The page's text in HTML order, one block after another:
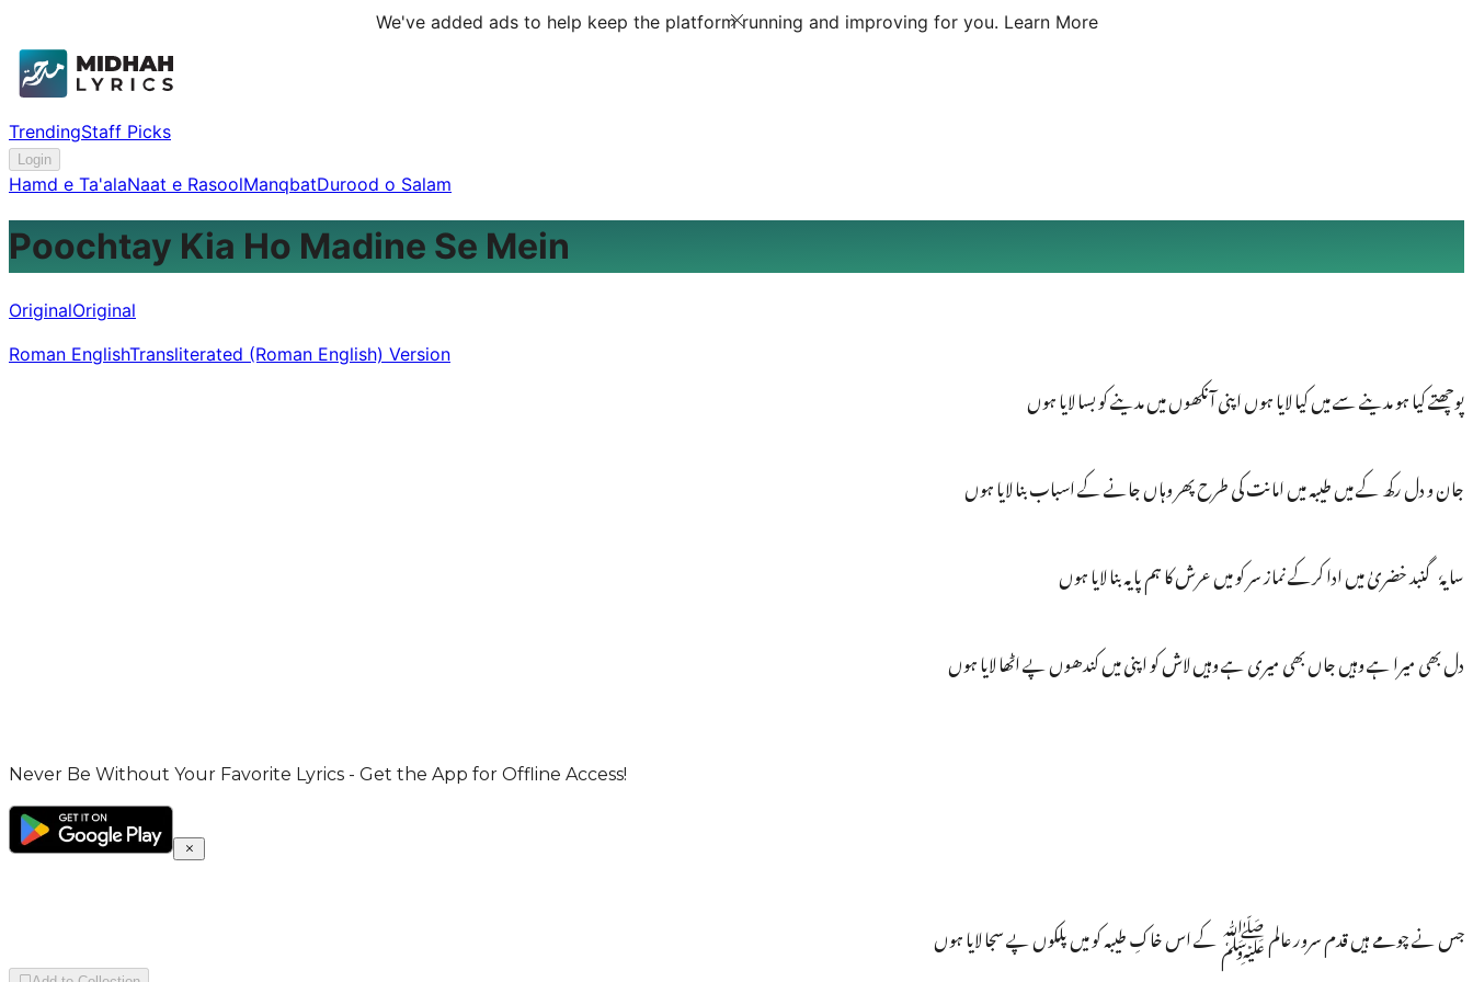
We've added ads to help keep the platform running and improving for you. Learn More
TrendingStaff Picks
Login
Hamd e Ta'alaNaat e RasoolManqbatDurood o Salam
Poochtay Kia Ho Madine Se Mein
OriginalOriginal
Roman EnglishTransliterated (Roman English) Version
پوچھتے کیا ہو مدینے سے میں کیا لایا ہوں اپنی آنکھوں میں مدینے کو بسا لایا ہوں
جان و دل رکھ کے میں طیبہ میں امانت کی طرح پھر وہاں جانے کے اسباب بنا لایا ہوں
سایہٗ گنبد خضریٰ میں ادا کرکے نماز سر کو میں عرش کا ہم پایہ بنا لایا ہوں
دل بھی میرا ہے وہیں جاں بھی میری ہے وہیں لاش کو اپنی میں کندھوں پے اٹھا لایا ہوں
Never Be Without Your Favorite Lyrics - Get the App for Offline Access!
جس نے چومے ہیں قدم سرور عالم ﷺ کے اس خاکِ طیبہ کو میں پلکوں پے سجا لایا ہوں